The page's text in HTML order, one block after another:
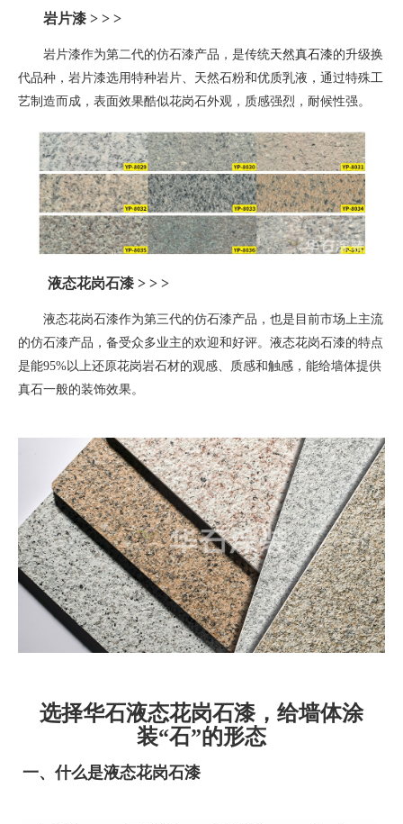
岩片漆 > > >
岩片漆作为第二代的仿石漆产品，是传统天然真石漆的升级换
代品种 ， 岩片漆选用特种岩片、天然石粉和优质乳液，通过特殊工
艺制造而成，表面效果酷似花岗石外观，质感强烈，耐候性强。
液态花岗石漆 > > >
液态花岗石漆作为第三代的仿石漆产品，也是目前市场上主流
的仿石漆产品，备受众多业主的欢迎和好评。液态花岗石漆的特点
是能95%以上还原花岗岩石材的观感、质感和触感，能给墙体提供
真石一般的装饰效果。
选择华石液态花岗石漆，给墙体涂
装“石”的形态
一、什么是液态花岗石漆